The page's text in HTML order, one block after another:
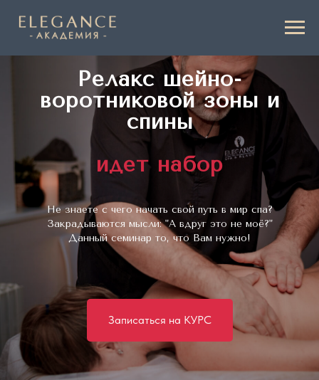
Релакс шейно-
воротниковой зоны и
спины
идет набор
Не знаете с чего начать свой путь в мир спа?
Закрадываются мысли: "А вдруг это не моё?"
Данный семинар то, что Вам нужно!
Записаться на КУРС